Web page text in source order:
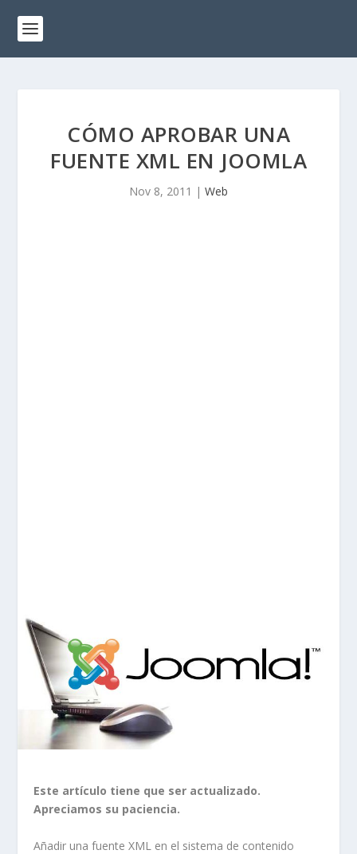
CÓMO APROBAR UNA
FUENTE XML EN JOOMLA
Nov 8, 2011 | Web
Este artículo tiene que ser actualizado.
Apreciamos su paciencia.
Añadir una fuente XML en el sistema de contenido